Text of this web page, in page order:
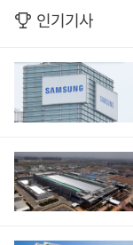
인기기사